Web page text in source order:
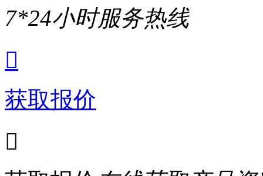
7*24小时服务热线

获取报价
